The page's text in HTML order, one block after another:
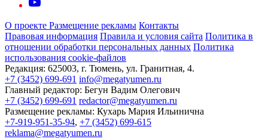
О проекте Размещение рекламы Контакты
Правовая информация Правила и условия сайта Политика в
отношении обработки персональных данных Политика
использования cookie-файлов
Редакция: 625003, г. Тюмень, ул. Гранитная, 4.
+7 (3452) 699-691 info@megatyumen.ru
Главный редактор: Бегун Вадим Олегович
+7 (3452) 699-691 redactor@megatyumen.ru
Размещение рекламы: Кухарь Мария Ильинична
+7-919-951-35-94, +7 (3452) 699-615
reklama@megatyumen.ru